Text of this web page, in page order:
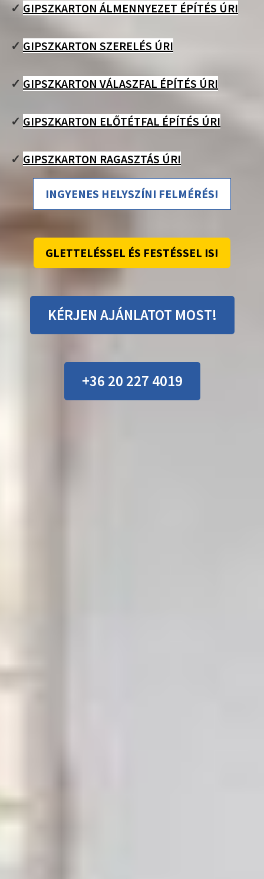
✓ GIPSZKARTON ÁLMENNYEZET ÉPÍTÉS ÚRI
✓ GIPSZKARTON SZERELÉS ÚRI
✓ GIPSZKARTON VÁLASZFAL ÉPÍTÉS ÚRI
✓ GIPSZKARTON ELŐTÉTFAL ÉPÍTÉS ÚRI
✓ GIPSZKARTON RAGASZTÁS ÚRI
INGYENES HELYSZÍNI FELMÉRÉS!
GLETTELÉSSEL ÉS FESTÉSSEL IS!
KÉRJEN AJÁNLATOT MOST!
+36 20 227 4019